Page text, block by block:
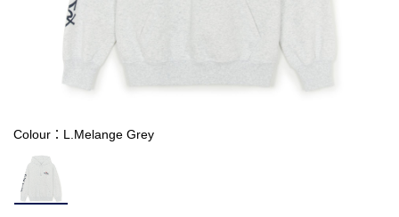
Colour：L.Melange Grey